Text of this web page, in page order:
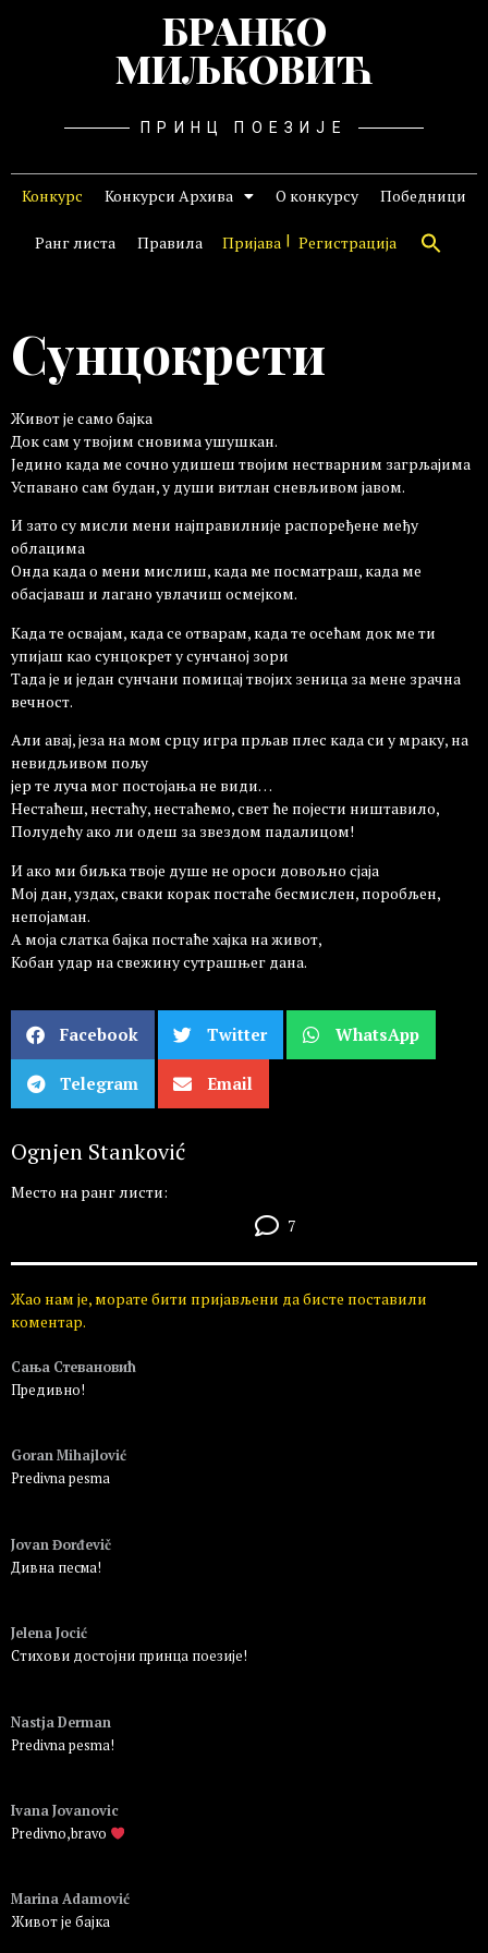
БРАНКО
МИЉКОВИЋ
ПРИНЦ ПОЕЗИЈЕ
Конкурс Конкурси Архива О конкурсу Победници
Ранг листа Правила Пријава Регистрација
Сунцокрети
Живот је само бајка
Док сам у твојим сновима ушушкан.
Једино када ме сочно удишеш твојим нестварним загрљајима
Успавано сам будан, у души витлан сневљивом јавом.
И зато су мисли мени најправилније распоређене међу
облацима
Oнда када о мени мислиш, када ме посматраш, када ме
обасјаваш и лагано увлачиш осмејком.
Када те освајам, када се отварам, када те осећам док ме ти
упијаш као сунцокрет у сунчаној зори
Тада је и један сунчани помицај твојих зеница за мене зрачна
вечност.
Али авај, језа на мом срцу игра прљав плес када си у мраку, на
невидљивом пољу
јер те луча мог постојања не види…
Нестаћеш, нестаћу, нестаћемо, свет ће појести ништавило,
Полудећу ако ли одеш за звездом падалицом!
И ако ми биљка твоје душе не ороси довољно сјаја
Мој дан, уздах, сваки корак постаће бесмислен, поробљен,
непојамaн.
А моја слатка бајка постаће хајка на живот,
Кобан удар на свежину сутрашњег дана.
Facebook Twitter WhatsApp
Telegram Email
Ognjen Stanković
Место на ранг листи:
7
Жао нам је, морате бити пријављени да бисте поставили
коментар.
Сања Стевановић
Предивно!
Goran Mihajlović
Predivna pesma
Jovan Đorđevič
Дивна песма!
Jelena Jocić
Стихови достојни принца поезије!
Nastja Derman
Predivna pesma!
Ivana Jovanovic
Predivno,bravo
Marina Adamović
Живот је бајка